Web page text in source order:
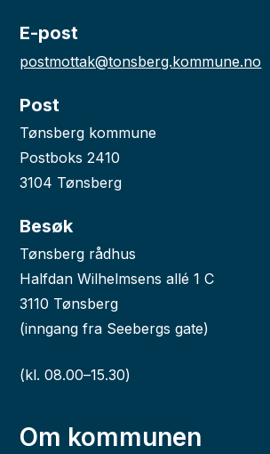
E-post
postmottak@tonsberg.kommune.no
Post
Tønsberg kommune
Postboks 2410
3104 Tønsberg
Besøk
Tønsberg rådhus
Halfdan Wilhelmsens allé 1 C
3110 Tønsberg
(inngang fra Seebergs gate)
(kl. 08.00–15.30)
Om kommunen